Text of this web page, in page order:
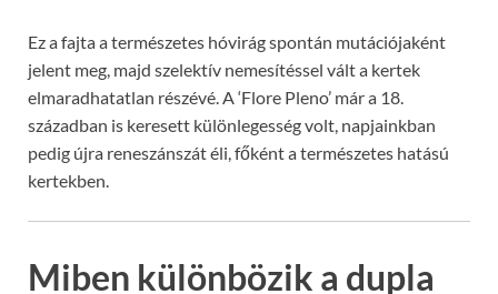
Ez a fajta a természetes hóvirág spontán mutációjaként
jelent meg, majd szelektív nemesítéssel vált a kertek
elmaradhatatlan részévé. A ‘Flore Pleno’ már a 18.
században is keresett különlegesség volt, napjainkban
pedig újra reneszánszát éli, főként a természetes hatású
kertekben.
Miben különbözik a dupla